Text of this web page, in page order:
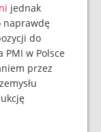
jednak
naprawdę
do
w Polsce
przez